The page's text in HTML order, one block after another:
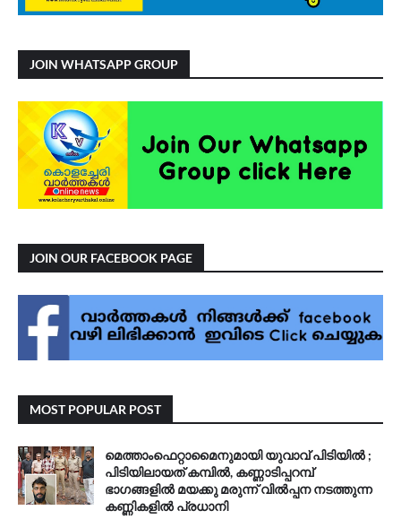
JOIN WHATSAPP GROUP
JOIN OUR FACEBOOK PAGE
MOST POPULAR POST
മെത്താംഫെറ്റാമൈനുമായി യുവാവ് പിടിയിൽ ;
പിടിയിലായത് കമ്പിൽ, കണ്ണാടിപ്പറമ്പ്
ഭാഗങ്ങളിൽ മയക്കു മരുന്ന് വിൽപ്പന നടത്തുന്ന
കണ്ണികളിൽ പ്രധാനി